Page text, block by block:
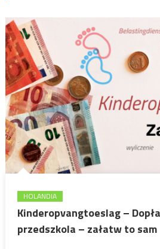
HOLANDIA
Kinderopvangtoeslag –
przedszkola – załatw to sam